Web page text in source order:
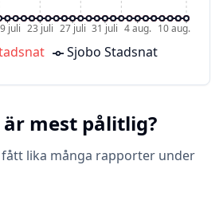
juli 23 juli 27 juli 31 juli 4 aug. 10 aug.
Sjobo Stadsnat
mest pålitlig?
lika många rapporter under